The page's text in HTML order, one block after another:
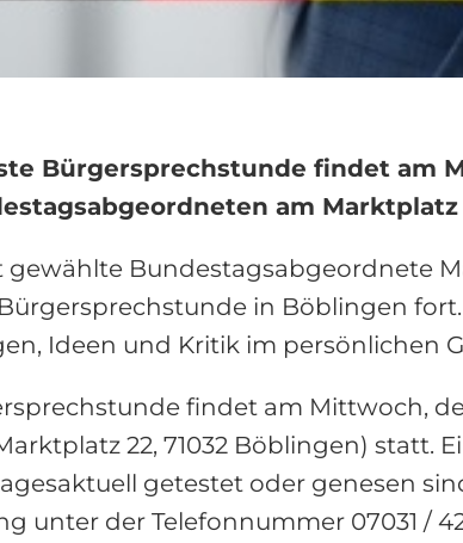
Bürgersprechstunde findet am
am
gewählte Bundestagsabgeordnete
in Böblingen
Ideen und Kritik im persönlichen
findet am Mittwoch,
22, 71032 Böblingen) statt.
getestet oder genesen
unter der Telefonnummer 07031 /